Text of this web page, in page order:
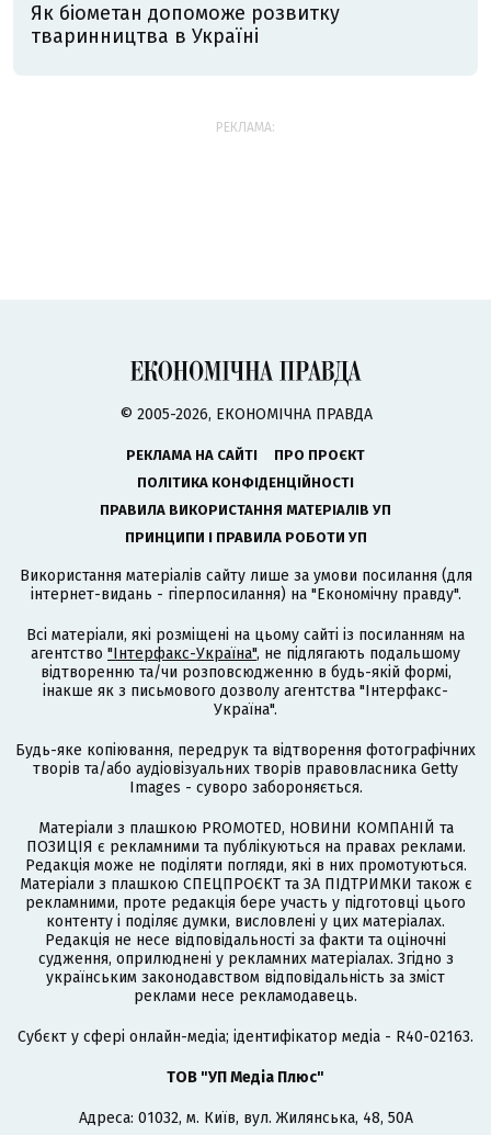
Як біометан допоможе розвитку
тваринництва в Україні
РЕКЛАМА:
© 2005-2026, ЕКОНОМІЧНА ПРАВДА
РЕКЛАМА НА САЙТІ
ПРО ПРОЄКТ
ПОЛІТИКА КОНФІДЕНЦІЙНОСТІ
ПРАВИЛА ВИКОРИСТАННЯ МАТЕРІАЛІВ УП
ПРИНЦИПИ І ПРАВИЛА РОБОТИ УП
Використання матеріалів сайту лише за умови посилання (для
інтернет-видань - гіперпосилання) на "Економічну правду".
Всі матеріали, які розміщені на цьому сайті із посиланням на
агентство "Інтерфакс-Україна", не підлягають подальшому
відтворенню та/чи розповсюдженню в будь-якій формі,
інакше як з письмового дозволу агентства "Інтерфакс-
Україна".
Будь-яке копіювання, передрук та відтворення фотографічних
творів та/або аудіовізуальних творів правовласника Getty
Images - суворо забороняється.
Матеріали з плашкою PROMOTED, НОВИНИ КОМПАНІЙ та
ПОЗИЦІЯ є рекламними та публікуються на правах реклами.
Редакція може не поділяти погляди, які в них промотуються.
Матеріали з плашкою СПЕЦПРОЄКТ та ЗА ПІДТРИМКИ також є
рекламними, проте редакція бере участь у підготовці цього
контенту і поділяє думки, висловлені у цих матеріалах.
Редакція не несе відповідальності за факти та оціночні
судження, оприлюднені у рекламних матеріалах. Згідно з
українським законодавством відповідальність за зміст
реклами несе рекламодавець.
Cубєкт у сфері онлайн-медіа; ідентифікатор медіа - R40-02163.
ТОВ "УП Медіа Плюс"
Адреса: 01032, м. Київ, вул. Жилянська, 48, 50А